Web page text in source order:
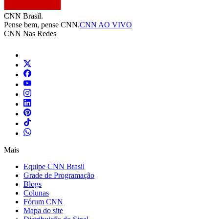
CNN Brasil.
Pense bem, pense CNN.CNN AO VIVO
CNN Nas Redes
Mais
Equipe CNN Brasil
Grade de Programação
Blogs
Colunas
Fórum CNN
Mapa do site